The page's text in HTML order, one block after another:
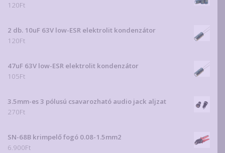
120Ft
2 db. 10uF 63V low-ESR elektrolit kondenzátor
120Ft
47uF 63V low-ESR elektrolit kondenzátor
105Ft
3.5mm-es 3 pólusú csavarozható audio jack aljzat
270Ft
SN-68B krimpelő fogó 0.08-1.5mm2
6.900Ft